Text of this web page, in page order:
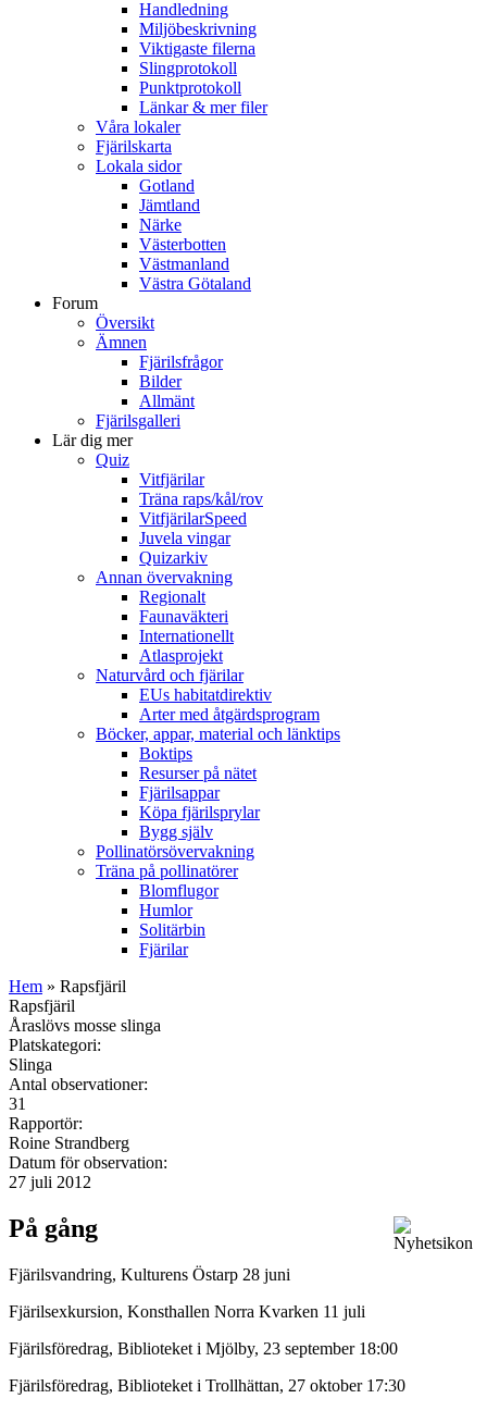
Handledning
Miljöbeskrivning
Viktigaste filerna
Slingprotokoll
Punktprotokoll
Länkar & mer filer
Våra lokaler
Fjärilskarta
Lokala sidor
Gotland
Jämtland
Närke
Västerbotten
Västmanland
Västra Götaland
Forum
Översikt
Ämnen
Fjärilsfrågor
Bilder
Allmänt
Fjärilsgalleri
Lär dig mer
Quiz
Vitfjärilar
Träna raps/kål/rov
VitfjärilarSpeed
Juvela vingar
Quizarkiv
Annan övervakning
Regionalt
Faunaväkteri
Internationellt
Atlasprojekt
Naturvård och fjärilar
EUs habitatdirektiv
Arter med åtgärdsprogram
Böcker, appar, material och länktips
Boktips
Resurser på nätet
Fjärilsappar
Köpa fjärilsprylar
Bygg själv
Pollinatörsövervakning
Träna på pollinatörer
Blomflugor
Humlor
Solitärbin
Fjärilar
Hem » Rapsfjäril
Rapsfjäril
Åraslövs mosse slinga
Platskategori:
Slinga
Antal observationer:
31
Rapportör:
Roine Strandberg
Datum för observation:
27 juli 2012
På gång
Fjärilsvandring, Kulturens Östarp 28 juni
Fjärilsexkursion, Konsthallen Norra Kvarken 11 juli
Fjärilsföredrag, Biblioteket i Mjölby, 23 september 18:00
Fjärilsföredrag, Biblioteket i Trollhättan, 27 oktober 17:30